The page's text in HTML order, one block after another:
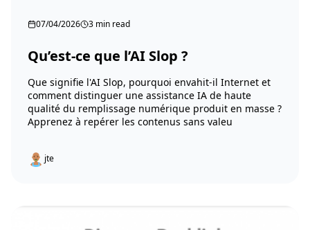
07/04/2026 3 min read
Qu’est-ce que l’AI Slop ?
Que signifie l'AI Slop, pourquoi envahit-il Internet et
comment distinguer une assistance IA de haute
qualité du remplissage numérique produit en masse ?
Apprenez à repérer les contenus sans valeu
jte